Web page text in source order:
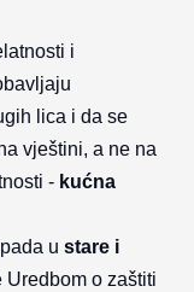
i
lica i da se
vještini, a ne na
- kućna
u stare i
Uredbom o zaštiti